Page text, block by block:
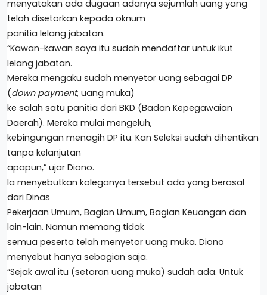
menyatakan ada dugaan adanya sejumlah uang yang
telah disetorkan kepada oknum
panitia lelang jabatan.
“Kawan-kawan saya itu sudah mendaftar untuk ikut
lelang jabatan.
Mereka mengaku sudah menyetor uang sebagai DP
(down payment, uang muka)
ke salah satu panitia dari BKD (Badan Kepegawaian
Daerah). Mereka mulai mengeluh,
kebingungan menagih DP itu. Kan Seleksi sudah dihentikan
tanpa kelanjutan
apapun,” ujar Diono.
Ia menyebutkan koleganya tersebut ada yang berasal
dari Dinas
Pekerjaan Umum, Bagian Umum, Bagian Keuangan dan
lain-lain. Namun memang tidak
semua peserta telah menyetor uang muka. Diono
menyebut hanya sebagian saja.
“Sejak awal itu (setoran uang muka) sudah ada. Untuk
jabatan